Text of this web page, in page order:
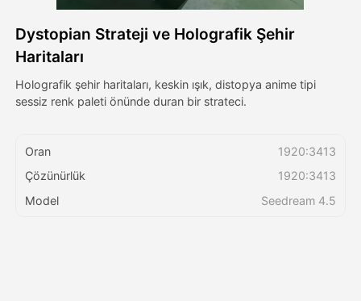
Galeri
Blog
Fiyatlandırma
Dystopian Strateji ve Holografik Şehir
Haritaları
Holografik şehir haritaları, keskin ışık, distopya anime tipi
sessiz renk paleti önünde duran bir strateci.
Oran
1920:3413
Çözünürlük
1920:3413
Model
Seedream 4.5